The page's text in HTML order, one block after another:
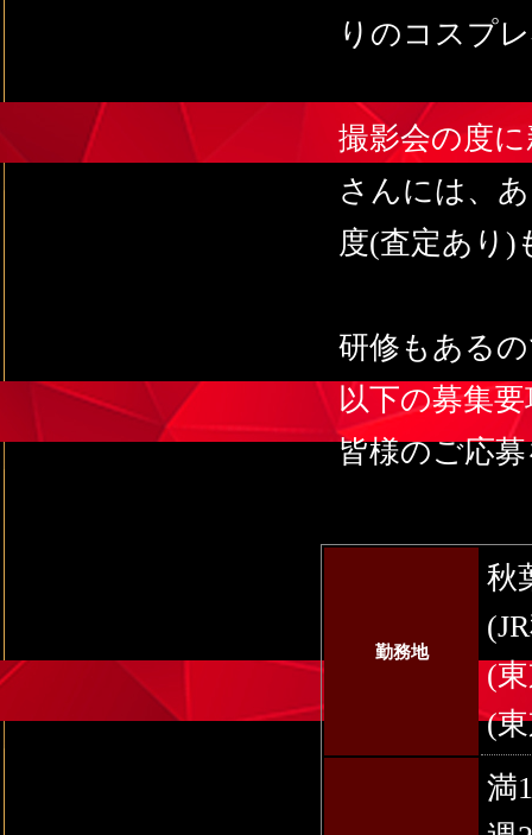
りのコスプ
撮影会の度
さんには、
度(査定あり)
研修もある
以下の募集
皆様のご応
勤務地
秋
(
(
満